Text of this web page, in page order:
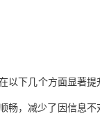
以下几个方面显著提
畅，减少了因信息